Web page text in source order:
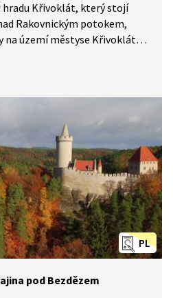
Křivoklát, který stojí
Rakovnickým potokem,
na území městyse Křivoklátu
PL
pod Bezdězem